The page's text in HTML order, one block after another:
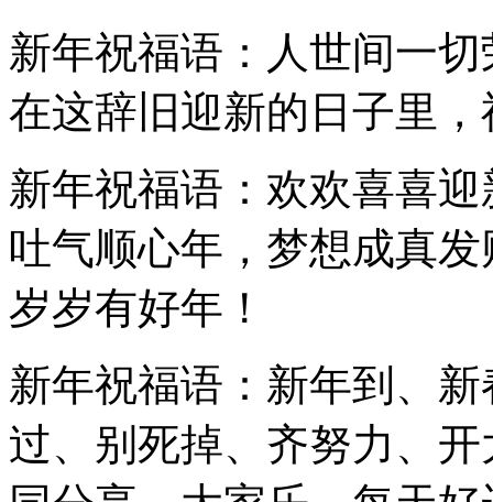
新年祝福语：人世间一
在这辞旧迎新的日子里
新年祝福语：欢欢喜喜
吐气顺心年，梦想成真
岁岁有好年！
新年祝福语：新年到、
过、别死掉、齐努力、